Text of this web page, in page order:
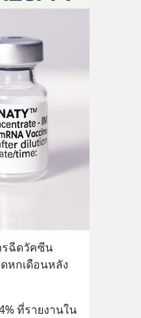
รฉีดวัคซีน
หกเดือนหลัง
ที่รายงานใน